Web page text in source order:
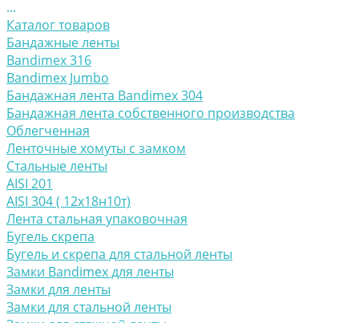
...
Каталог товаров
Бандажные ленты
Bandimex 316
Bandimex Jumbo
Бандажная лента Bandimex 304
Бандажная лента собственного производства
Облегченная
Ленточные хомуты с замком
Стальные ленты
AISI 201
AISI 304 ( 12х18н10т)
Лента стальная упаковочная
Бугель скрепа
Бугель и скрепа для стальной ленты
Замки Bandimex для ленты
Замки для ленты
Замки для стальной ленты